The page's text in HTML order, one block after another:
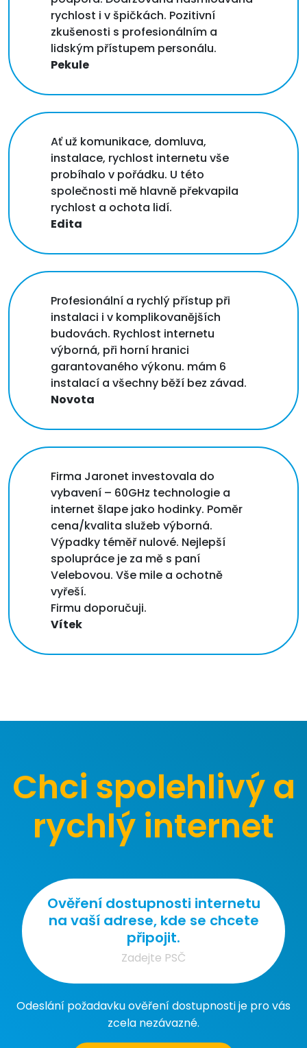
rychlost i v špičkách. Pozitivní
zkušenosti s profesionálním a
lidským přístupem personálu.
Pekule
Ať už komunikace, domluva,
instalace, rychlost internetu vše
probíhalo v pořádku. U této
společnosti mě hlavně překvapila
rychlost a ochota lidí.
Edita
Profesionální a rychlý přístup při
instalaci i v komplikovanějších
budovách. Rychlost internetu
výborná, při horní hranici
garantovaného výkonu. mám 6
instalací a všechny běží bez závad.
Novota
Firma Jaronet investovala do
vybavení – 60GHz technologie a
internet šlape jako hodinky. Poměr
cena/kvalita služeb výborná.
Výpadky téměř nulové. Nejlepší
spolupráce je za mě s paní
Velebovou. Vše mile a ochotně
vyřeší.
Firmu doporučuji.
Vítek
Chci spolehlivý a
rychlý internet
Ověření dostupnosti internetu
na vaší adrese, kde se chcete
připojit.
Odeslání požadavku ověření dostupnosti je pro vás
zcela nezávazné.